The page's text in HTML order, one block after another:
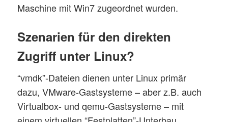
Maschine mit Win7 zugeordnet wurden.
Szenarien für den direkten
Zugriff unter Linux?
“vmdk”-Dateien dienen unter Linux primär
dazu, VMware-Gastsysteme – aber z.B. auch
Virtualbox- und qemu-Gastsysteme – mit